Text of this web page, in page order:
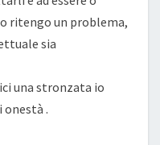
ritengo un problema,
sia
una stronzata io
.